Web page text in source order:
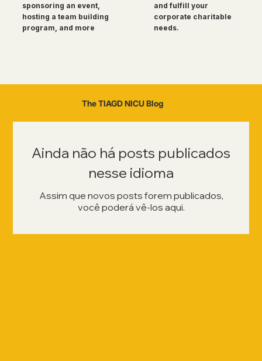
sponsoring an event,
hosting a team building
program, and more
and fulfill your
corporate charitable
needs.
The TIAGD NICU Blog
Ainda não há posts publicados
nesse idioma
Assim que novos posts forem publicados,
você poderá vê-los aqui.